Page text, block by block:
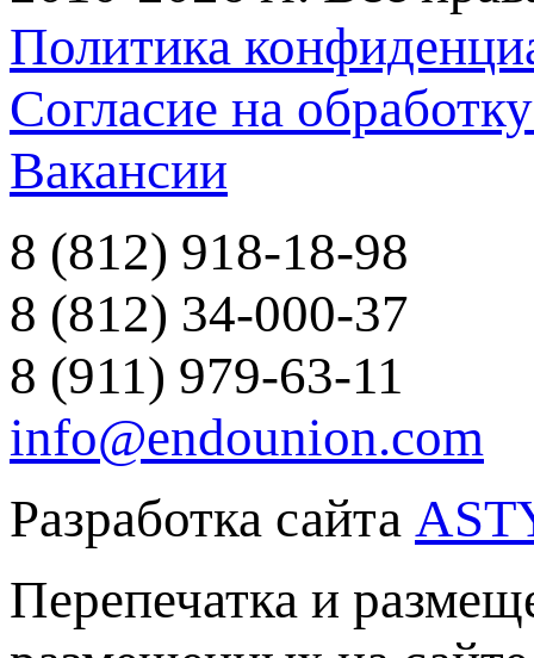
Политика
Согласие на
Вакансии
8 (812) 918-18-98
8 (812) 34-000-37
8 (911) 979-63-11
info@endounion.com
Разработка сайта
Перепечатка и